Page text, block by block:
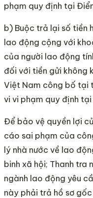
phạm quy định tại
b) Buộc trả lại số tiền
lao động cộng với
của người lao động
đối với tiền gửi không
Việt Nam công bố tại
vi vi phạm quy định
Để bảo vệ quyền lợi
cáo sai phạm của
lý nhà nước về lao
binh xã hội; Thanh tra
ngành lao động yêu
này phải trả hồ sơ